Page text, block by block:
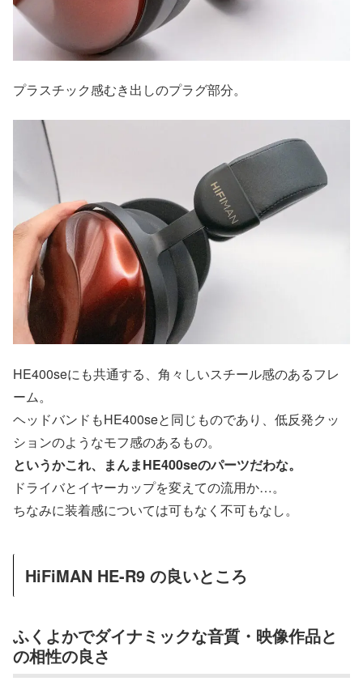
プラスチック感むき出しのプラグ部分。
HE400seにも共通する、角々しいスチール感のあるフレ
ーム。
ヘッドバンドもHE400seと同じものであり、低反発クッ
ションのようなモフ感のあるもの。
というかこれ、まんまHE400seのパーツだわな。
ドライバとイヤーカップを変えての流用か…。
ちなみに装着感については可もなく不可もなし。
HiFiMAN HE-R9 の良いところ
ふくよかでダイナミックな音質・映像作品と
の相性の良さ